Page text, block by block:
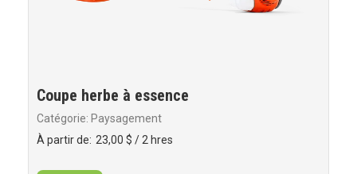
Coupe herbe à essence
Catégorie: Paysagement
À partir de: 23,00 $ / 2 hres